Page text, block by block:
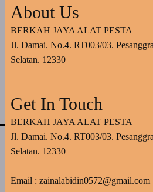
About Us
BERKAH JAYA ALAT PESTA
Jl. Damai. No.4. RT003/03.
Selatan. 12330
Get In Touch
BERKAH JAYA ALAT PESTA
Jl. Damai. No.4. RT003/03.
Selatan. 12330
Email : zainalabidin0572@gmail.com